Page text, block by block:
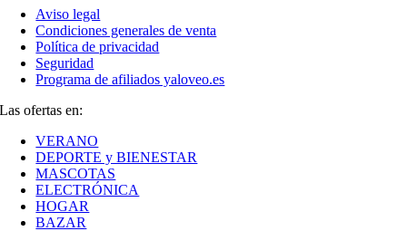
Aviso legal
Condiciones generales de venta
Política de privacidad
Seguridad
Programa de afiliados yaloveo.es
Las ofertas en:
VERANO
DEPORTE y BIENESTAR
MASCOTAS
ELECTRÓNICA
HOGAR
BAZAR